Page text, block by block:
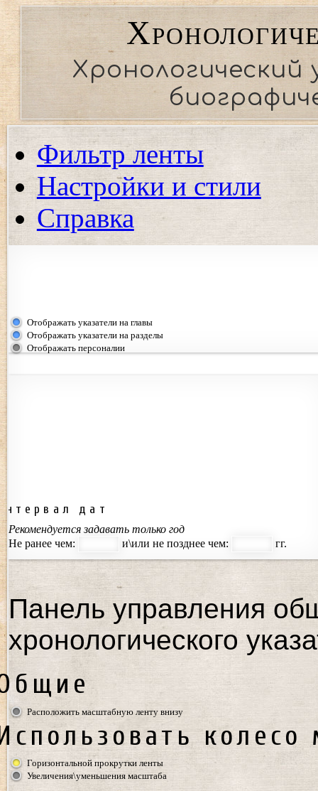
Фильтр ленты
Настройки и стили
Справка
события региона
Отображать указатели на главы
Отображать указатели на разделы
Отображать персоналии
дат
Рекомендуется задавать только год
Не ранее чем:
и\или не позднее чем: гг.
Панель управления
хронологического
Расположить масштабную ленту внизу
Горизонтальной прокрутки ленты
Увеличения\уменьшения масштаба